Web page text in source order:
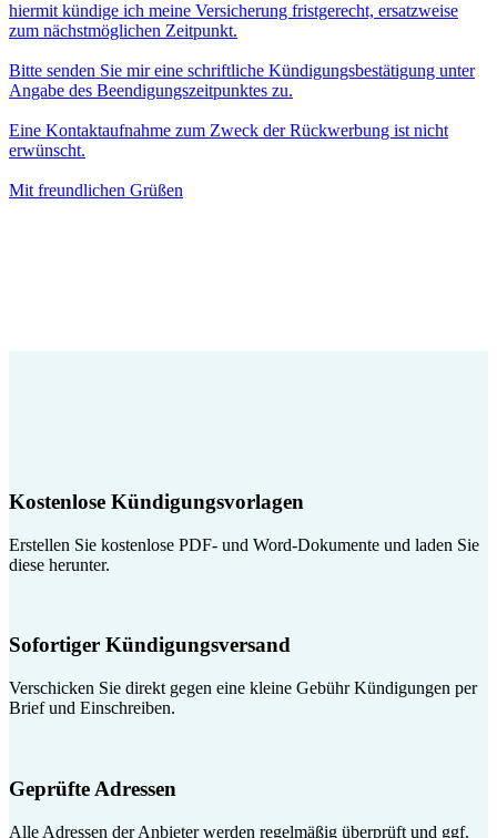
hiermit kündige ich meine Versicherung fristgerecht, ersatzweise
zum nächstmöglichen Zeitpunkt.
Bitte senden Sie mir eine schriftliche Kündigungsbestätigung unter
Angabe des Beendigungszeitpunktes zu.
Eine Kontaktaufnahme zum Zweck der Rückwerbung ist nicht
erwünscht.
Mit freundlichen Grüßen
Kostenlose Kündigungsvorlagen
Erstellen Sie kostenlose PDF- und Word-Dokumente und laden Sie
diese herunter.
Sofortiger Kündigungsversand
Verschicken Sie direkt gegen eine kleine Gebühr Kündigungen per
Brief und Einschreiben.
Geprüfte Adressen
Alle Adressen der Anbieter werden regelmäßig überprüft und ggf.